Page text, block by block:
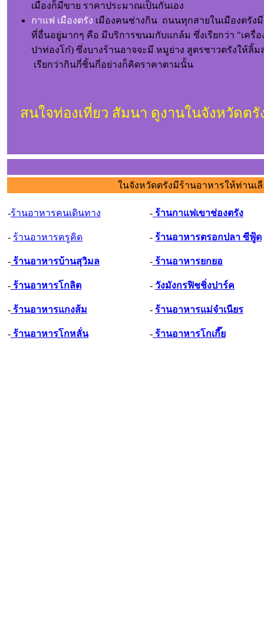
เมืองก็มีขาย ราคาประมาณเป็นกันเอง
กาแฟ เมืองตรัง เมืองคนช่างกิน ถนนทุกสายในเมืองตรัง
ที่อื่นอยู่มากๆ คือ มีบริการขนมกับแกล้ม ซึ่งเรียกว่า "เครื่
ปาท่องโก๋) ซึ่งบางร้านอาจจะมี หมูย่าง สูตรชาวตรังให้ลิ้
เรียกว่ากินกี่ชิ้นกี่อย่างก็คิดราคาตามนั้น
สนใจท่องเที่ยว สัมนา ดูงานในจังหวัดตรั
ในจังหวัดตรังมีร้านอาหารให้ท่านเ
-ร้านอาหารคนเดินทาง
- ร้านอาหารครูคิด
- ร้านอาหารบ้านสุวิมล
- ร้านอาหารโกลิต
- ร้านอาหารแกงส้ม
- ร้านอาหารโกหลั่น
- ร้านกาแฟเขาช่องตรัง
- ร้านอาหารตรอกปลา ซีฟู้ด
- ร้านอาหารยกยอ
- วังมังกรฟิชชิ่งปาร์ค
- ร้านอาหารแม่จำเนียร
- ร้านอาหารโกเกี๊ย